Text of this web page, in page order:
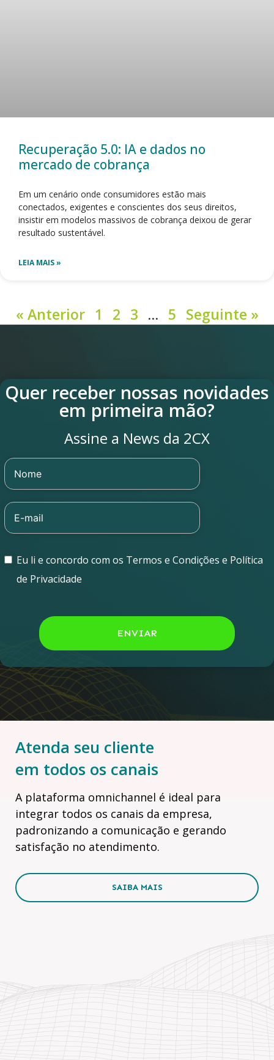
Recuperação 5.0: IA e dados no
mercado de cobrança
Em um cenário onde consumidores estão mais
conectados, exigentes e conscientes dos seus direitos,
insistir em modelos massivos de cobrança deixou de gerar
resultado sustentável.
LEIA MAIS »
« Anterior 1 2 3 … 5 Seguinte »
Quer receber nossas novidades
em primeira mão?
Assine a News da 2CX
Eu li e concordo com os Termos e Condições e Política
de Privacidade
ENVIAR
Atenda seu cliente
em todos os canais
A plataforma omnichannel é ideal para
integrar todos os canais da empresa,
padronizando a comunicação e gerando
satisfação no atendimento.
SAIBA MAIS